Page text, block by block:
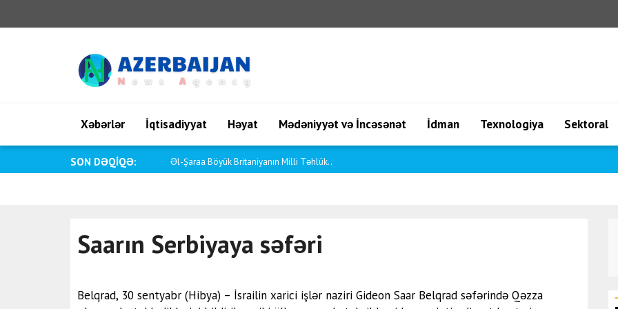
Xəbərlər İqtisadiyyat Həyat Mədəniyyət və İncəsənət İdman Texnologiya Sektoral
SON DƏQİQƏ: Saar: İsrail öz vətəndaşlarını hər cür t..
Saarın Serbiyaya səfəri
Belqrad, 30 sentyabr (Hibya) – İsrailin xarici işlər naziri Gideon Saar Belqrad səfərində Qəzza